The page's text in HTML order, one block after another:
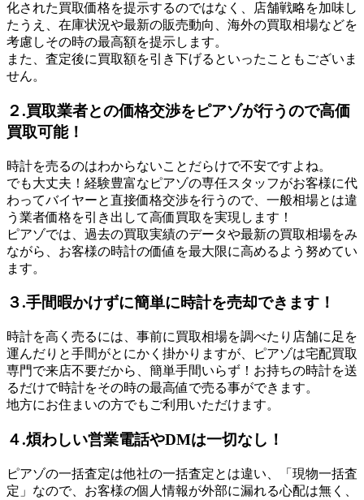
化された買取価格を提示するのではなく、店舗戦略を加味し
たうえ、在庫状況や最新の販売動向、海外の買取相場などを
考慮しその時の最高額を提示します。
また、査定後に買取額を引き下げるといったこともございま
せん。
２.買取業者との価格交渉をピアゾが行うので高価
買取可能！
時計を売るのはわからないことだらけで不安ですよね。
でも大丈夫！経験豊富なピアゾの専任スタッフがお客様に代
わってバイヤーと直接価格交渉を行うので、一般相場とは違
う業者価格を引き出して高価買取を実現します！
ピアゾでは、過去の買取実績のデータや最新の買取相場をみ
ながら、お客様の時計の価値を最大限に高めるよう努めてい
ます。
３.手間暇かけずに簡単に時計を売却できます！
時計を高く売るには、事前に買取相場を調べたり店舗に足を
運んだりと手間がとにかく掛かりますが、ピアゾは宅配買取
専門で来店不要だから、簡単手間いらず！お持ちの時計を送
るだけで時計をその時の最高値で売る事ができます。
地方にお住まいの方でもご利用いただけます。
４.煩わしい営業電話やDMは一切なし！
ピアゾの一括査定は他社の一括査定とは違い、「現物一括査
定」なので、お客様の個人情報が外部に漏れる心配は無く、